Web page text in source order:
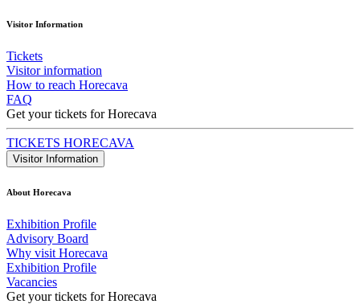
Visitor Information
Tickets
Visitor information
How to reach Horecava
FAQ
Get your tickets for Horecava
TICKETS HORECAVA
Visitor Information
About Horecava
Exhibition Profile
Advisory Board
Why visit Horecava
Exhibition Profile
Vacancies
Get your tickets for Horecava